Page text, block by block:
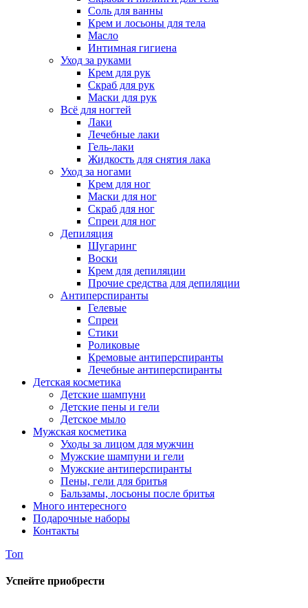
Соль для ванны
Крем и лосьоны для тела
Масло
Интимная гигиена
Уход за руками
Крем для рук
Скраб для рук
Маски для рук
Всё для ногтей
Лаки
Лечебные лаки
Гель-лаки
Жидкость для снятия лака
Уход за ногами
Крем для ног
Маски для ног
Скраб для ног
Спреи для ног
Депиляция
Шугаринг
Воски
Крем для депиляции
Прочие средства для депиляции
Антиперспиранты
Гелевые
Спреи
Стики
Роликовые
Кремовые антиперспиранты
Лечебные антиперспиранты
Детская косметика
Детские шампуни
Детские пены и гели
Детское мыло
Мужская косметика
Уходы за лицом для мужчин
Мужские шампуни и гели
Мужские антиперспиранты
Пены, гели для бритья
Бальзамы, лосьоны после бритья
Много интересного
Подарочные наборы
Контакты
Топ
Успейте приобрести